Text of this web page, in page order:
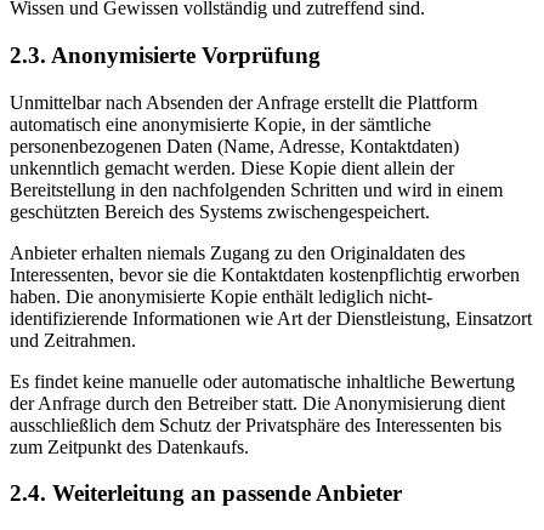
Wissen und Gewissen vollständig und zutreffend sind.
2.3. Anonymisierte Vorprüfung
Unmittelbar nach Absenden der Anfrage erstellt die Plattform
automatisch eine anonymisierte Kopie, in der sämtliche
personenbezogenen Daten (Name, Adresse, Kontaktdaten)
unkenntlich gemacht werden. Diese Kopie dient allein der
Bereitstellung in den nachfolgenden Schritten und wird in einem
geschützten Bereich des Systems zwischengespeichert.
Anbieter erhalten niemals Zugang zu den Originaldaten des
Interessenten, bevor sie die Kontaktdaten kostenpflichtig erworben
haben. Die anonymisierte Kopie enthält lediglich nicht-
identifizierende Informationen wie Art der Dienstleistung, Einsatzort
und Zeitrahmen.
Es findet keine manuelle oder automatische inhaltliche Bewertung
der Anfrage durch den Betreiber statt. Die Anonymisierung dient
ausschließlich dem Schutz der Privatsphäre des Interessenten bis
zum Zeitpunkt des Datenkaufs.
2.4. Weiterleitung an passende Anbieter